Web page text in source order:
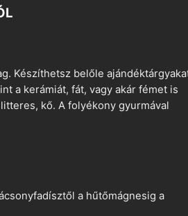
Készíthetsz belőle
a kerámiát, fát, vagy akár fémet is
kő. A folyékony gyurmával
a hűtőmágnesig a